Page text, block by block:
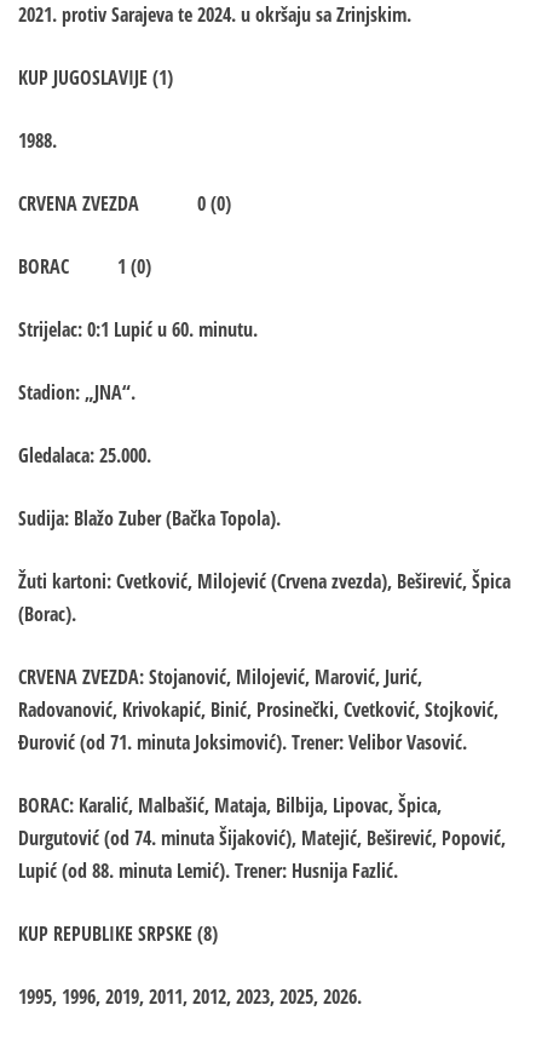
2021. protiv Sarajeva te 2024. u okršaju sa Zrinjskim.
KUP JUGOSLAVIJE (1)
1988.
CRVENA ZVEZDA 0 (0)
BORAC 1 (0)
Strijelac: 0:1 Lupić u 60. minutu.
Stadion: „JNA“.
Gledalaca: 25.000.
Sudija: Blažo Zuber (Bačka Topola).
Žuti kartoni: Cvetković, Milojević (Crvena zvezda), Beširević, Špica
(Borac).
CRVENA ZVEZDA: Stojanović, Milojević, Marović, Jurić,
Radovanović, Krivokapić, Binić, Prosinečki, Cvetković, Stojković,
Đurović (od 71. minuta Joksimović). Trener: Velibor Vasović.
BORAC: Karalić, Malbašić, Mataja, Bilbija, Lipovac, Špica,
Durgutović (od 74. minuta Šijaković), Matejić, Beširević, Popović,
Lupić (od 88. minuta Lemić). Trener: Husnija Fazlić.
KUP REPUBLIKE SRPSKE (8)
1995, 1996, 2019, 2011, 2012, 2023, 2025, 2026.